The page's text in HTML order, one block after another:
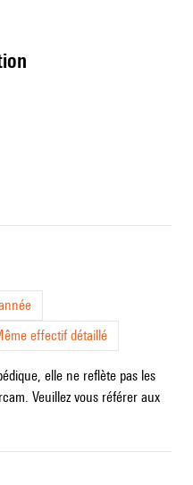
effectif détaillé
elle ne reflète pas les
Veuillez vous référer aux